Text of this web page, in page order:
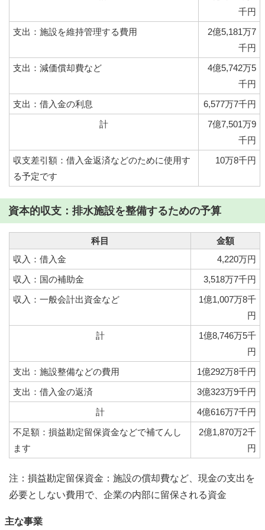
千円
支出：施設を維持管理する費用
2億5,181万7
千円
支出：減価償却費など
4億5,742万5
千円
支出：借入金の利息
6,577万7千円
計
7億7,501万9
千円
収支差引額：借入金返済などのために使用す
る予定です
10万8千円
資本的収支：排水施設を整備するための予算
科目
金額
収入：借入金
4,220万円
収入：国の補助金
3,518万7千円
収入：一般会計出資金など
1億1,007万8千
円
計
1億8,746万5千
円
支出：施設整備などの費用
1億292万8千円
支出：借入金の返済
3億323万9千円
計
4億616万7千円
不足額：損益勘定留保資金などで補てんし
ます
2億1,870万2千
円
注：損益勘定留保資金：施設の償却費など、現金の支出を
必要としない費用で、企業の内部に留保される資金
主な事業